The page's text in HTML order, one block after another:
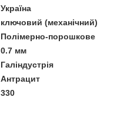
Україна
ключовий (механічний)
Полімерно-порошкове
0.7 мм
Галіндустрія
Антрацит
330